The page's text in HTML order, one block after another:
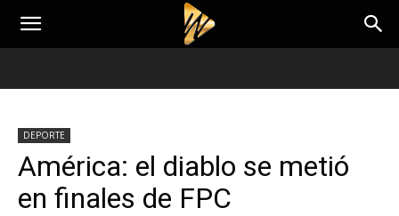
DEPORTE
América: el diablo se metió
en finales de FPC